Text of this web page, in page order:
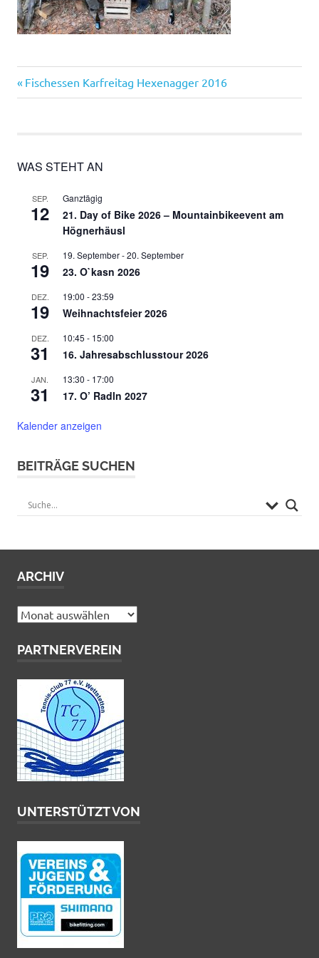
Beitragsnavigation
Vorheriger
Beitrag:
Fischessen Karfreitag Hexenagger 2016
WAS STEHT AN
SEP.
12
Ganztägig
21. Day of Bike 2026 – Mountainbikeevent am
Högnerhäusl
SEP.
19
19. September-20. September
23. O`kasn 2026
DEZ.
19
19:00 -23:59
Weihnachtsfeier 2026
DEZ.
31
10:45 - 15:00
16. Jahresabschlusstour 2026
JAN.
31
13:30 - 17:00
17. O’ Radln 2027
Kalender anzeigen
BEITRÄGE SUCHEN
ARCHIV
Archiv
PARTNERVEREIN
UNTERSTÜTZT VON